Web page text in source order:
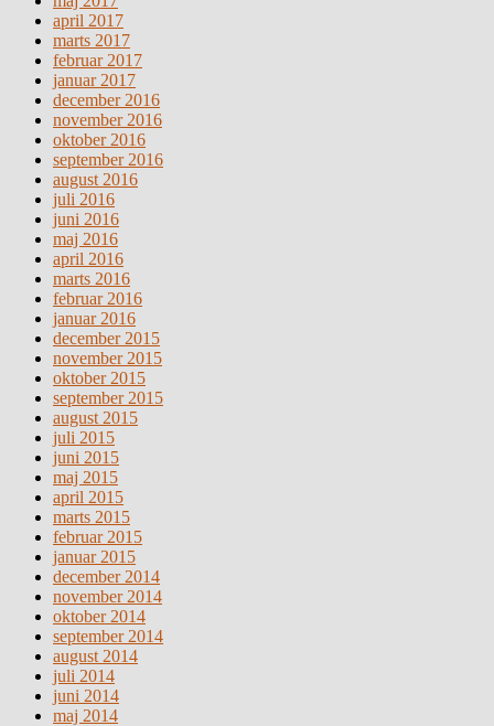
april 2017
marts 2017
februar 2017
januar 2017
december 2016
november 2016
oktober 2016
september 2016
august 2016
juli 2016
juni 2016
maj 2016
april 2016
marts 2016
februar 2016
januar 2016
december 2015
november 2015
oktober 2015
september 2015
august 2015
juli 2015
juni 2015
maj 2015
april 2015
marts 2015
februar 2015
januar 2015
december 2014
november 2014
oktober 2014
september 2014
august 2014
juli 2014
juni 2014
maj 2014